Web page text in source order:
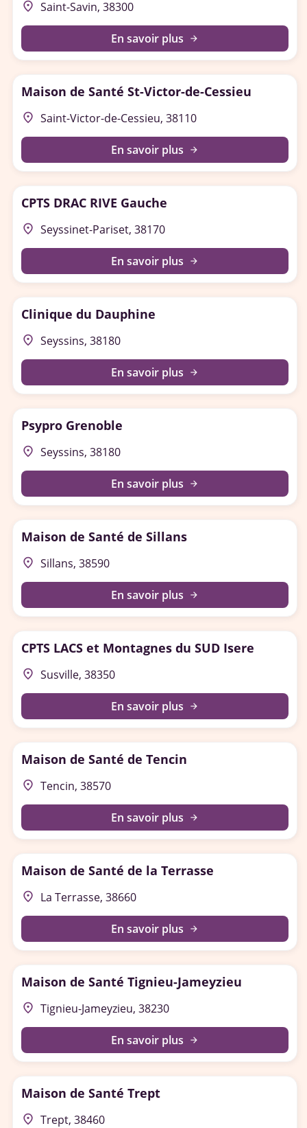
place Saint-Savin, 38300
En savoir plus arrow_forward
Maison de Santé St-Victor-de-Cessieu
place Saint-Victor-de-Cessieu, 38110
En savoir plus arrow_forward
CPTS DRAC RIVE Gauche
place Seyssinet-Pariset, 38170
En savoir plus arrow_forward
Clinique du Dauphine
place Seyssins, 38180
En savoir plus arrow_forward
Psypro Grenoble
place Seyssins, 38180
En savoir plus arrow_forward
Maison de Santé de Sillans
place Sillans, 38590
En savoir plus arrow_forward
CPTS LACS et Montagnes du SUD Isere
place Susville, 38350
En savoir plus arrow_forward
Maison de Santé de Tencin
place Tencin, 38570
En savoir plus arrow_forward
Maison de Santé de la Terrasse
place La Terrasse, 38660
En savoir plus arrow_forward
Maison de Santé Tignieu-Jameyzieu
place Tignieu-Jameyzieu, 38230
En savoir plus arrow_forward
Maison de Santé Trept
place Trept, 38460